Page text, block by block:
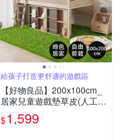
給孩子打造更舒適的遊戲區
【好物良品】200x100cm_
居家兒童遊戲墊草皮(人工草
皮 景觀草皮 草皮地毯 造景
陽台 花園 居家佈置)
$1,599